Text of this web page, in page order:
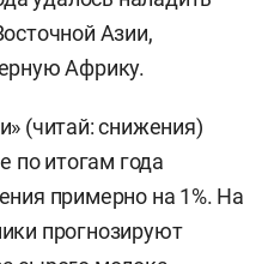
Азии,
Африку.
(читай: снижения)
по итогам года
примерно на 1%. На
прогнозируют